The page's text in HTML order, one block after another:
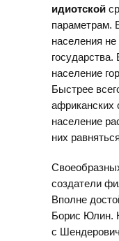
идиотской
параметрам.
населения
население
Быстрее
африканских
население
них
создатели
Вполне
Борис Юлин.
с